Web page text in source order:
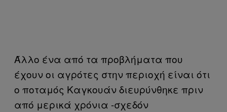
Άλλο ένα από τα προβλήματα που
έχουν οι αγρότες στην περιοχή είναι ότι
ο ποταμός Καγκουάν διευρύνθηκε πριν
από μερικά χρόνια -σχεδόν